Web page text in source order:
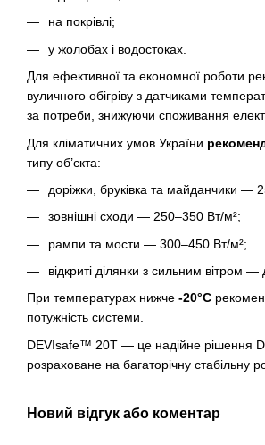
на покрівлі;
у жолобах і водостоках.
Для ефективної та економної роботи
вуличного обігріву з датчиками
за потреби, знижуючи споживання
Для кліматичних умов України
типу об’єкта:
доріжки, бруківка та майданчики —
зовнішні сходи — 250–350 Вт/м²;
рампи та мости — 300–450 Вт/м²;
відкриті ділянки з сильним вітром —
При температурах нижче -20°C
потужність системи.
DEVIsafe™ 20T — це надійне рішення
розраховане на багаторічну стабільну
Новий відгук або коментар